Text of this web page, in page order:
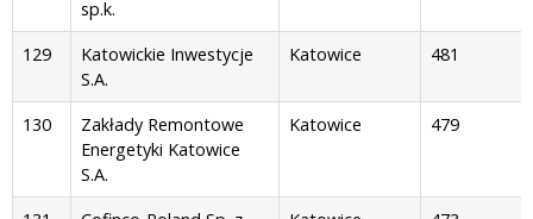
sp.k.
129
Katowickie Inwestycje
S.A.
Katowice 481
130
Zakłady Remontowe
Energetyki Katowice
S.A.
Katowice 479